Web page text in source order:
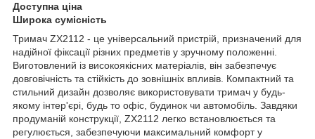
Доступна ціна
Широка сумісність
Тримач ZX2112 - це універсальний пристрій, призначений для
надійної фіксації різних предметів у зручному положенні.
Виготовлений із високоякісних матеріалів, він забезпечує
довговічність та стійкість до зовнішніх впливів. Компактний та
стильний дизайн дозволяє використовувати тримач у будь-
якому інтер'єрі, будь то офіс, будинок чи автомобіль. Завдяки
продуманій конструкції, ZX2112 легко встановлюється та
регулюється, забезпечуючи максимальний комфорт у